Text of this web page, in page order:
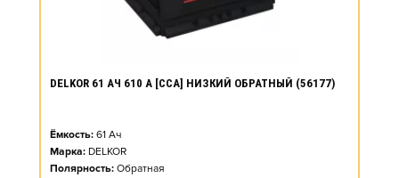
DELKOR 61 АЧ 610 А [CCA] НИЗКИЙ ОБРАТНЫЙ (56177)
Ёмкость: 61 Ач
Марка: DELKOR
Полярность: Обратная